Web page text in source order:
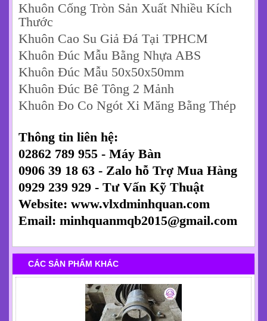
Khuôn Cống Tròn Sản Xuất Nhiều Kích
Thước
Khuôn Cao Su Giả Đá Tại TPHCM
Khuôn Đúc Mẫu Bằng Nhựa ABS
Khuôn Đúc Mẫu 50x50x50mm
Khuôn Đúc Bê Tông 2 Mảnh
Khuôn Đo Co Ngót Xi Măng Bằng Thép
Thông tin liên hệ:
02862 789 955 - Máy Bàn
0906 39 18 63 - Zalo hỗ Trợ Mua Hàng
0929 239 929 - Tư Vấn Kỹ Thuật
Website: www.vlxdminhquan.com
Email: minhquanmqb2015@gmail.com
CÁC SẢN PHẨM KHÁC